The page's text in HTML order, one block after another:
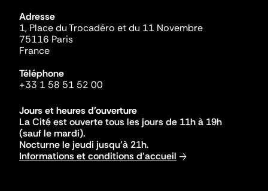
Adresse
1, Place du Trocadéro et du 11 Novembre
75116 Paris
France
Téléphone
+33 1 58 51 52 00
Jours et heures d'ouverture
La Cité est ouverte tous les jours de 11h à 19h
(sauf le mardi).
Nocturne le jeudi jusqu'à 21h.
Informations et conditions d'accueil